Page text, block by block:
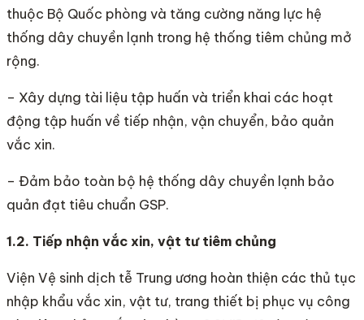
thuộc Bộ Quốc phòng và tăng cường năng lực hệ
thống dây chuyền lạnh trong hệ thống tiêm chủng mở
rộng.
– Xây dựng tài liệu tập huấn và triển khai các hoạt
động tập huấn về tiếp nhận, vận chuyển, bảo quản
vắc xin.
– Đảm bảo toàn bộ hệ thống dây chuyền lạnh bảo
quản đạt tiêu chuẩn GSP.
1.2. Tiếp nhận vắc xin, vật tư tiêm chủng
Viện Vệ sinh dịch tễ Trung ương hoàn thiện các thủ tục
nhập khẩu vắc xin, vật tư, trang thiết bị phục vụ công